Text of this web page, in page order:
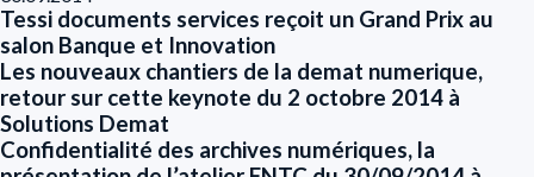
Tessi documents services reçoit un Grand Prix au
salon Banque et Innovation
Les nouveaux chantiers de la demat numerique,
retour sur cette keynote du 2 octobre 2014 à
Solutions Demat
Confidentialité des archives numériques, la